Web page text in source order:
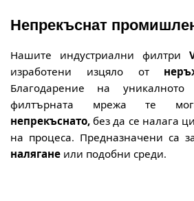
Непрекъснат
Нашите индустриални филтри
изработени изцяло от
Благодарение на
филтърната мрежа те
непрекъснато, без да се налага
на процеса. Предназначени са
налягане или подобни среди.